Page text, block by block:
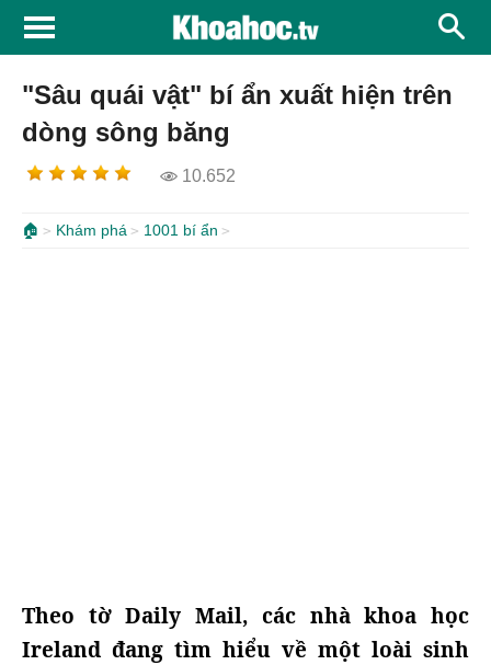
"Sâu quái vật" bí ẩn xuất hiện trên
dòng sông băng
10.652
🏠 Khám phá 1001 bí ẩn
Theo tờ Daily Mail, các nhà khoa học
Ireland đang tìm hiểu về một loài sinh